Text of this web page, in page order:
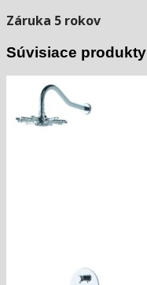
Záruka 5 rokov
Súvisiace produkty